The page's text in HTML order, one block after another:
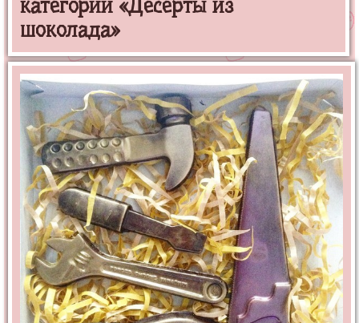
категории «Десерты из
шоколада»